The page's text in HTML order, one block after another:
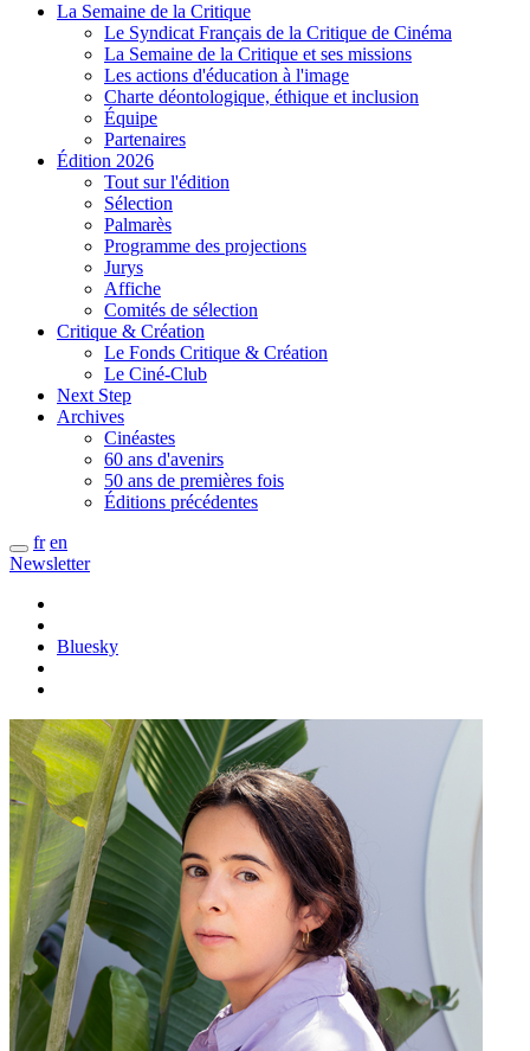
La Semaine de la Critique
Le Syndicat Français de la Critique de Cinéma
La Semaine de la Critique et ses missions
Les actions d'éducation à l'image
Charte déontologique, éthique et inclusion
Équipe
Partenaires
Édition 2026
Tout sur l'édition
Sélection
Palmarès
Programme des projections
Jurys
Affiche
Comités de sélection
Critique & Création
Le Fonds Critique & Création
Le Ciné-Club
Next Step
Archives
Cinéastes
60 ans d'avenirs
50 ans de premières fois
Éditions précédentes
fr en
Newsletter
Bluesky